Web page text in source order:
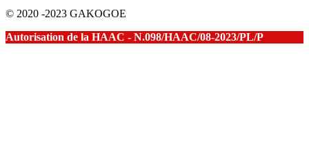
© 2020 -2023 GAKOGOE
Autorisation de la HAAC - N.098/HAAC/08-2023/PL/P